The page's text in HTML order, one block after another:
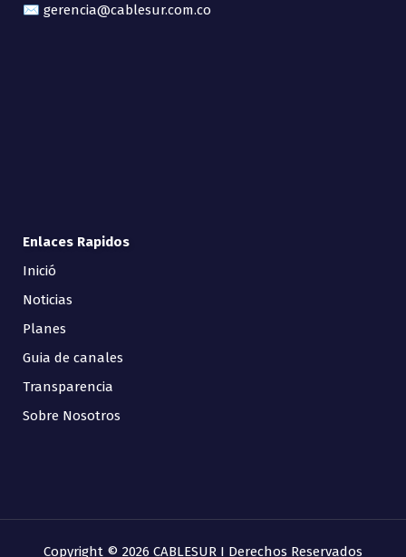
✉ gerencia@cablesur.com.co
Enlaces Rapidos
Inició
Noticias
Planes
Guia de canales
Transparencia
Sobre Nosotros
Copyright © 2026 CABLESUR I Derechos Reservados